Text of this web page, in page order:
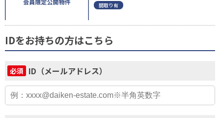
間取り有
IDをお持ちの方はこちら
必須 ID（メールアドレス）